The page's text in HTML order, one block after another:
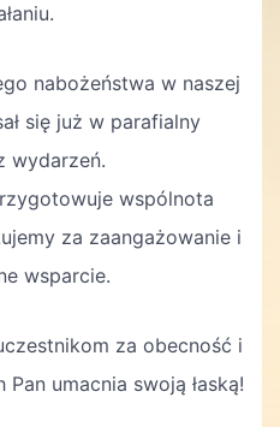
nabożeństwa w naszej
się już w parafialny
wydarzeń.
wspólnota
za zaangażowanie i
wsparcie.
za obecność i
umacnia swoją łaską!